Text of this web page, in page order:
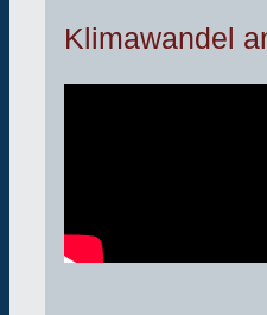
Klimawandel